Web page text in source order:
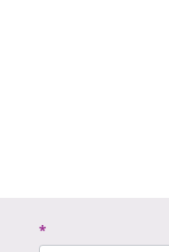
Nieuwsbrief
*